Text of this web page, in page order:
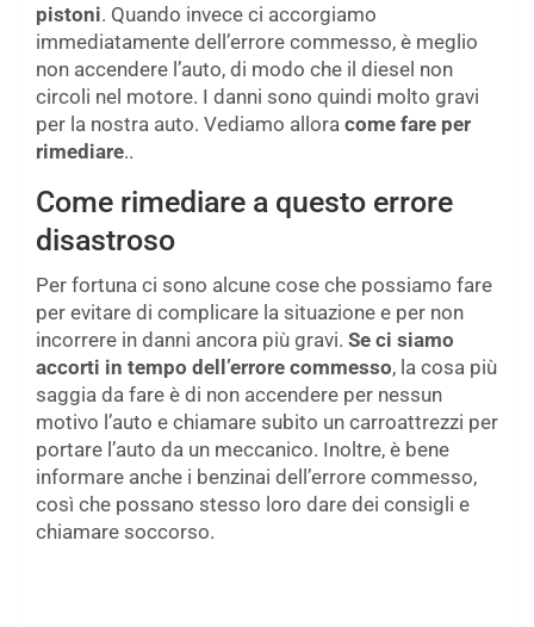
pistoni. Quando invece ci accorgiamo
immediatamente dell’errore commesso, è meglio
non accendere l’auto, di modo che il diesel non
circoli nel motore. I danni sono quindi molto gravi
per la nostra auto. Vediamo allora come fare per
rimediare..
Come rimediare a questo errore
disastroso
Per fortuna ci sono alcune cose che possiamo fare
per evitare di complicare la situazione e per non
incorrere in danni ancora più gravi. Se ci siamo
accorti in tempo dell’errore commesso, la cosa più
saggia da fare è di non accendere per nessun
motivo l’auto e chiamare subito un carroattrezzi per
portare l’auto da un meccanico. Inoltre, è bene
informare anche i benzinai dell’errore commesso,
così che possano stesso loro dare dei consigli e
chiamare soccorso.